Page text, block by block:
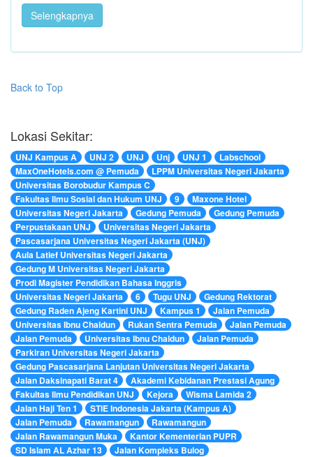
Selengkapnya
Back to Top
Lokasi Sekitar:
UNJ Kampus A UNJ 2 UNJ Unj UNJ 1
Labschool
MaxOneHotels.com @ Pemuda
LPPM Universitas Negeri Jakarta
Universitas Borobudur Kampus C
Fakultas Ilmu Sosial dan Hukum UNJ
9
Maxone Hotel
Universitas Negeri Jakarta
Gedung Pemuda
Gedung Pemuda
Perpustakaan UNJ
Universitas Negeri Jakarta
Pascasarjana Universitas Negeri Jakarta (UNJ)
Aula Latief Universitas Negeri Jakarta
Gedung M Universitas Negeri Jakarta
Prodi Magister Pendidikan Bahasa Inggris
Universitas Negeri Jakarta
6 Tugu UNJ
Gedung Rektorat
Gedung Raden Ajeng Kartini UNJ
Kampus 1
Jalan Pemuda
Universitas Ibnu Chaldun
Rukan Sentra Pemuda
Jalan Pemuda
Jalan Pemuda
Universitas Ibnu Chaldun
Jalan Pemuda
Parkiran Universitas Negeri Jakarta
Gedung Pascasarjana Lanjutan Universitas Negeri Jakarta
Jalan Daksinapati Barat 4
Akademi Kebidanan Prestasi Agung
Fakultas Ilmu Pendidikan UNJ
Kejora
Wisma Lamida 2
Jalan Haji Ten 1
STIE Indonesia Jakarta (Kampus A)
Jalan Pemuda
Rawamangun
Rawamangun
Jalan Rawamangun Muka
Kantor Kementerian PUPR
SD Islam AL Azhar 13
Jalan Kompleks Bulog